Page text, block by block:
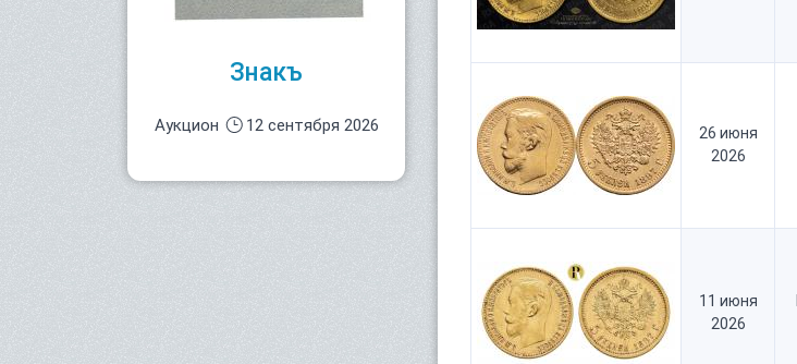
Знакъ
Аукцион 12 сентября 2026
26 июня
2026
11 июня
2026